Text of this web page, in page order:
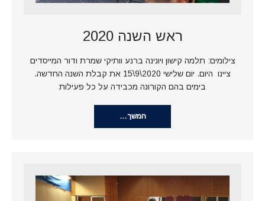
ראש השנה 2020
צילומים: תלמה קישון ויונינה ברנע וותיקי שמרת ודור המייסדים
ציינו היום. יום שלישי 2020\9\15 את קבלת השנה החדשה.
בימים בהם הקורונה מכבידה על כל פעילות
המשך…